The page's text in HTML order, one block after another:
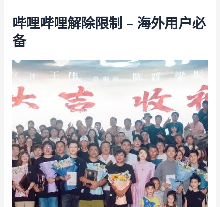
哔哩哔哩解除限制 – 海外用户必
备